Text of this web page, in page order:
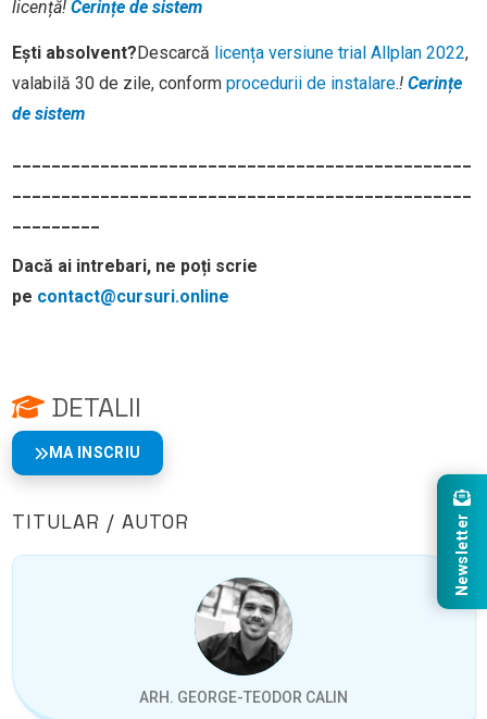
licență! Cerințe de sistem
Ești absolvent?Descarcă licența versiune trial Allplan 2022,
valabilă 30 de zile, conform procedurii de instalare.! Cerințe
de sistem
Dacă ai intrebari, ne poți scrie
pe contact@cursuri.online
DETALII
MA INSCRIU
TITULAR / AUTOR
ARH. GEORGE-TEODOR CALIN
Newsletter